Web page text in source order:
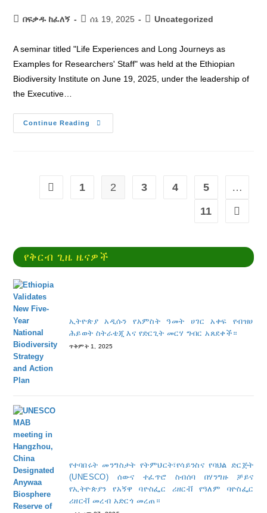
በፍቃዱ ከፈለኝ ሰኔ 19, 2025 Uncategorized
A seminar titled "Life Experiences and Long Journeys as
Examples for Researchers' Staff" was held at the Ethiopian
Biodiversity Institute on June 19, 2025, under the leadership of
the Executive…
Continue Reading
1 2 3 4 5
…
11
የቅርብ ጊዜ ዜናዎች
ኢትዮጵያ አዲሱን የአምስት ዓመት ሀገር አቀፍ የብዝሀ
ሕይወት ስትራቴጂ እና የድርጊት መርሃ ግብር አጸደቀች።
ጥቅምት 1, 2025
የተባበሩት መንግስታት የትምህርት፣የሳይንስና የባህል ድርጅት
(UNESCO) ሰውና ተፈጥሮ ስብሰባ በሃንግዙ ቻይና
የኢትዮጵያን የአኝዋ ባዮስፌር ሪዘርቭ የዓለም ባዮስፌር
ሪዘርቭ መረብ አድርጎ መረጠ።